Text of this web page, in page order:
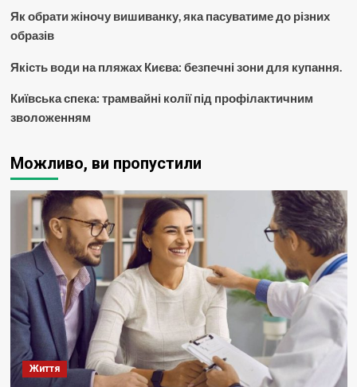
Як обрати жіночу вишиванку, яка пасуватиме до різних
образів
Якість води на пляжах Києва: безпечні зони для купання.
Київська спека: трамвайні колії під профілактичним
зволоженням
Можливо, ви пропустили
Життя